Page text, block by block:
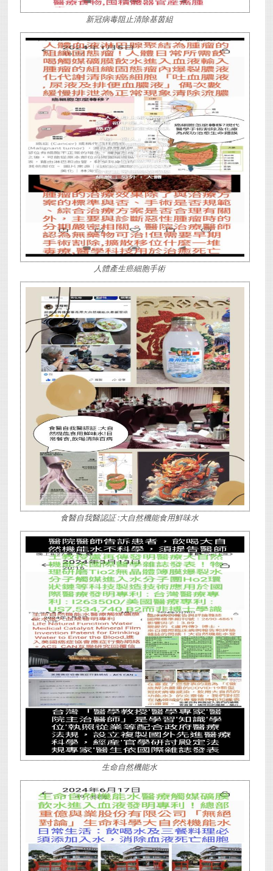
新冠病毒阻止清除基茵組
人體產生癌細胞手術
食醫自我醫認証 :大自然機能食用鮮味水
生命自然機能水